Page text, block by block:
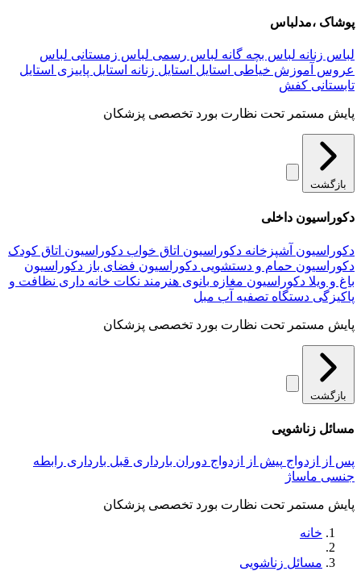
پوشاک ،مدلباس
لباس زنانه لباس بچه گانه لباس رسمی لباس زمستانی لباس
عروس آموزش خیاطی استایل استایل زنانه استایل پاییزی استایل
تابستانی کفش
پایش مستمر تحت نظارت بورد تخصصی پزشکان
بازگشت
دکوراسیون داخلی
دکوراسیون آشپزخانه دکوراسیون اتاق خواب دکوراسیون اتاق کودک
دکوراسیون حمام و دستشویی دکوراسیون فضای باز دکوراسیون
باغ و ویلا دکوراسیون مغازه بانوی هنرمند نکات خانه داری نظافت و
پاکیزگی دستگاه تصفیه آب مبل
پایش مستمر تحت نظارت بورد تخصصی پزشکان
بازگشت
مسائل زناشویی
پس از ازدواج پیش از ازدواج دوران بارداری قبل بارداری رابطه
جنسی ماساژ
پایش مستمر تحت نظارت بورد تخصصی پزشکان
خانه
مسائل زناشویی